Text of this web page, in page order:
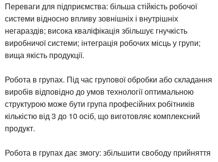
Переваги для підприємства: більша стійкість робочої
системи відносно впливу зовнішніх і внутрішніх
негараздів; висока кваліфікація збільшує гнучкість
виробничої системи; інтеграція робочих місць у групи;
вища якість продукції.
Робота в групах. Під час групової обробки або складання
виробів відповідно до умов технології оптимальною
структурою може бути група професійних робітників
кількістю від 3 до 10 осіб, що виготовляє комплексний
продукт.
Робота в групах дає змогу: збільшити свободу прийняття